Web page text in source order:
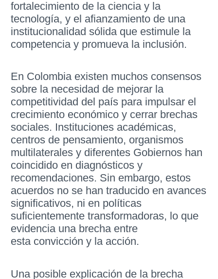
fortalecimiento de la ciencia y la
tecnología, y el afianzamiento de una
institucionalidad sólida que estimule la
competencia y promueva la inclusión.
En Colombia existen muchos consensos
sobre la necesidad de mejorar la
competitividad del país para impulsar el
crecimiento económico y cerrar brechas
sociales. Instituciones académicas,
centros de pensamiento, organismos
multilaterales y diferentes Gobiernos han
coincidido en diagnósticos y
recomendaciones. Sin embargo, estos
acuerdos no se han traducido en avances
significativos, ni en políticas
suficientemente transformadoras, lo que
evidencia una brecha entre
esta convicción y la acción.
Una posible explicación de la brecha